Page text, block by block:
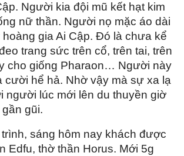
Người kia đội mũ kết hạt kim
nữ thần. Người nọ mặc áo dài
gia Ai Cập. Đó là chưa kể
trang sức trên cổ, trên tai, trên
cho giống Pharaon… Người này
cười hể hả. Nhờ vậy mà sự xa lạ
người lúc mới lên du thuyền giờ
gũi.
sáng hôm nay khách được
Edfu, thờ thần Horus. Mới 5g